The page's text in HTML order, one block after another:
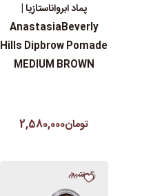
پماد ابرواناستازیا |
AnastasiaBeverly
Hills Dipbrow Pomade
MEDIUM BROWN
تومان2,580,000